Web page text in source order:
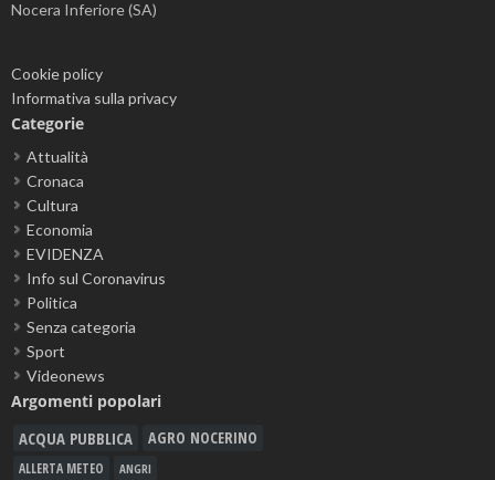
Nocera Inferiore (SA)
Cookie policy
Informativa sulla privacy
Categorie
Attualità
Cronaca
Cultura
Economia
EVIDENZA
Info sul Coronavirus
Politica
Senza categoria
Sport
Videonews
Argomenti popolari
ACQUA PUBBLICA AGRO NOCERINO
ALLERTA METEO ANGRI